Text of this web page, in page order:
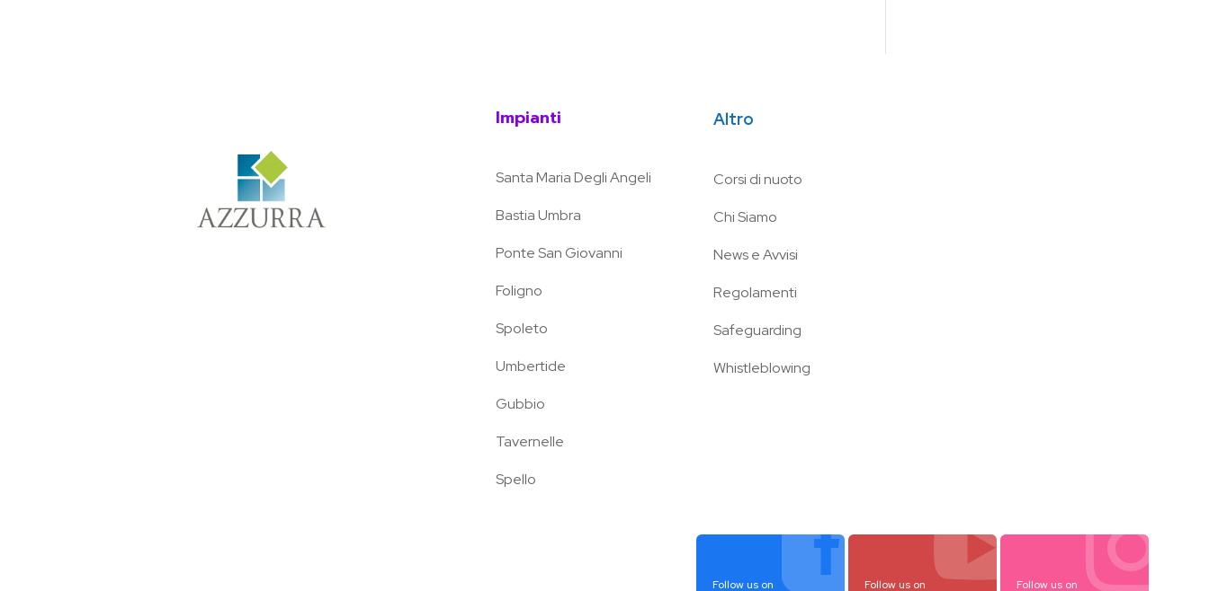
Impianti
Santa Maria Degli Angeli
Bastia Umbra
Ponte San Giovanni
Foligno
Spoleto
Umbertide
Gubbio
Tavernelle
Spello
Altro
Corsi di nuoto
Chi Siamo
News e Avvisi
Regolamenti
Safeguarding
Whistleblowing

Follow us on 
Follow us on 
Follow us on